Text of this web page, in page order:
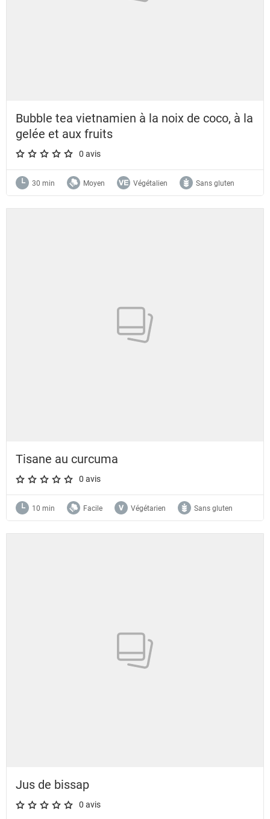
Bubble tea vietnamien à la noix de coco, à la
gelée et aux fruits
A star rating of 0 out of 5.
0 avis
30 min Moyen Végétalien Sans gluten
Tisane au curcuma
A star rating of 0 out of 5.
0 avis
10 min Facile Végétarien Sans gluten
Jus de bissap
A star rating of 0 out of 5.
0 avis